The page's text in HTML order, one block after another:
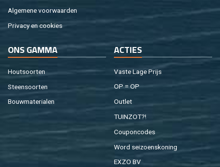
Al­ge­me­ne voor­waar­den
Pri­va­cy en coo­kies
ONS GAMMA
Hout­soor­ten
Steen­soor­ten
Bouw­ma­te­ri­a­len
AC­TIES
Vaste Lage Prijs
OP = OP
Out­let
TUIN­ZOT?!
Cou­pon­co­des
Word sei­zoens­ko­ning
EXZO BV